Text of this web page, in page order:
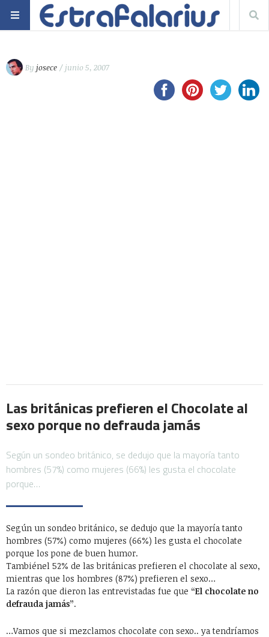
By josece / junio 5, 2007
Las británicas prefieren el Chocolate al
sexo porque no defrauda jamás
Según un sondeo británico, se dedujo que la mayoría tanto
hombres (57%) como mujeres (66%) les gusta el chocolate
porque…
Según un sondeo británico, se dedujo que la mayoría tanto
hombres (57%) como mujeres (66%) les gusta el chocolate
porque los pone de buen humor.
Tambiénel 52% de las británicas prefieren el chocolate al sexo,
mientras que los hombres (87%) prefieren el sexo…
La razón que dieron las entrevistadas fue que “El chocolate no
defrauda jamás”.
…Vamos que si mezclamos chocolate con sexo.. ya tendríamos